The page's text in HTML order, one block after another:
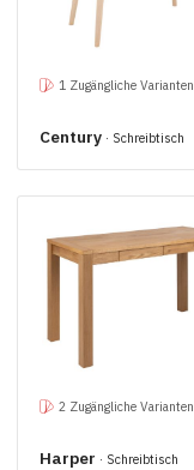
1 Zugängliche Varianten
Century · Schreibtisch
2 Zugängliche Varianten
Harper · Schreibtisch